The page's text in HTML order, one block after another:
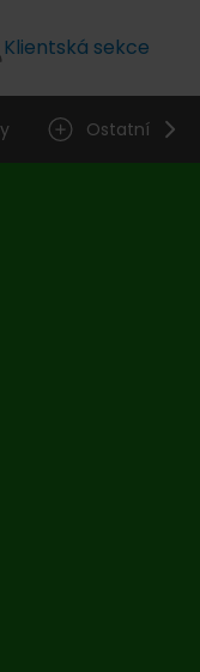
Klientská sekce
Ostatní